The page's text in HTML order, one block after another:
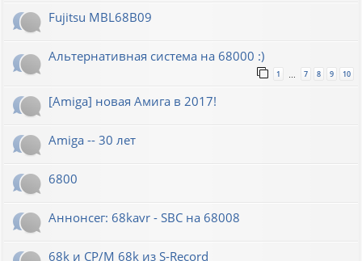
Fujitsu MBL68B09
Альтернативная система на 68000 :)
1 7 8 9 10
[Amiga] новая Амига в 2017!
Amiga -- 30 лет
6800
Аннонсег: 68kavr - SBC на 68008
68k и CP/M 68k из S-Record